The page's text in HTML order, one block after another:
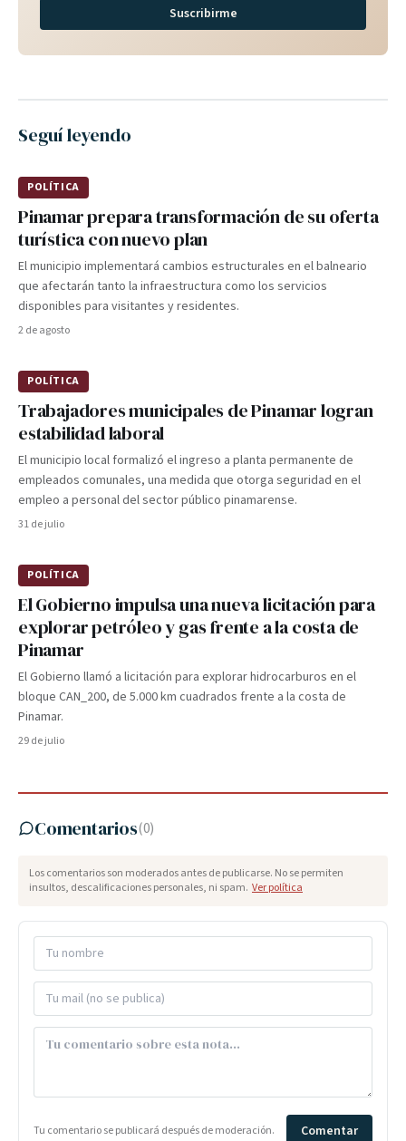
Suscribirme
Seguí leyendo
POLÍTICA
Pinamar prepara transformación de su oferta
turística con nuevo plan
El municipio implementará cambios estructurales en el balneario
que afectarán tanto la infraestructura como los servicios
disponibles para visitantes y residentes.
2 de agosto
POLÍTICA
Trabajadores municipales de Pinamar logran
estabilidad laboral
El municipio local formalizó el ingreso a planta permanente de
empleados comunales, una medida que otorga seguridad en el
empleo a personal del sector público pinamarense.
31 de julio
POLÍTICA
El Gobierno impulsa una nueva licitación para
explorar petróleo y gas frente a la costa de
Pinamar
El Gobierno llamó a licitación para explorar hidrocarburos en el
bloque CAN_200, de 5.000 km cuadrados frente a la costa de
Pinamar.
29 de julio
Comentarios(0)
Los comentarios son moderados antes de publicarse. No se permiten
insultos, descalificaciones personales, ni spam. Ver política
Tu comentario se publicará después de moderación. Comentar